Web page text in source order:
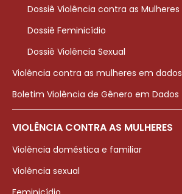
Dossiê Violência contra as Mulheres
Dossiê Feminicídio
Dossiê Violência Sexual
Violência contra as mulheres em dados
Boletim Violência de Gênero em Dados
VIOLÊNCIA CONTRA AS MULHERES
Violência doméstica e familiar
Violência sexual